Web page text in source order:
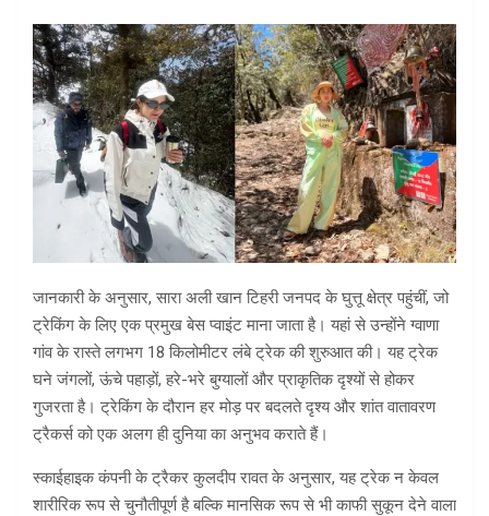
जानकारी के अनुसार, सारा अली खान टिहरी जनपद के घुत्तू क्षेत्र पहुंचीं, जो
ट्रेकिंग के लिए एक प्रमुख बेस प्वाइंट माना जाता है। यहां से उन्होंने ग्वाणा
गांव के रास्ते लगभग 18 किलोमीटर लंबे ट्रेक की शुरुआत की। यह ट्रेक
घने जंगलों, ऊंचे पहाड़ों, हरे-भरे बुग्यालों और प्राकृतिक दृश्यों से होकर
गुजरता है। ट्रेकिंग के दौरान हर मोड़ पर बदलते दृश्य और शांत वातावरण
ट्रैकर्स को एक अलग ही दुनिया का अनुभव कराते हैं।
स्काईहाइक कंपनी के ट्रैकर कुलदीप रावत के अनुसार, यह ट्रेक न केवल
शारीरिक रूप से चुनौतीपूर्ण है बल्कि मानसिक रूप से भी काफी सुकून देने वाला